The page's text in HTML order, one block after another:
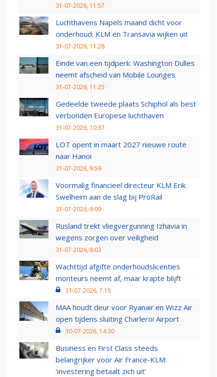
31-07-2026, 11:57
Luchthavens Napels maand dicht voor
onderhoud: KLM en Transavia wijken uit
31-07-2026, 11:28
Einde van een tijdperk: Washington Dulles
neemt afscheid van Mobile Lounges
31-07-2026, 11:25
Gedeelde tweede plaats Schiphol als best
verbonden Europese luchthaven
31-07-2026, 10:37
LOT opent in maart 2027 nieuwe route
naar Hanoi
31-07-2026, 9:59
Voormalig financieel directeur KLM Erik
Swelheim aan de slag bij ProRail
31-07-2026, 9:09
Rusland trekt vliegvergunning Izhavia in
wegens zorgen over veiligheid
31-07-2026, 8:03
Wachttijd afgifte onderhoudslicenties
monteurs neemt af, maar krapte blijft
31-07-2026, 7:15
MAA houdt deur voor Ryanair en Wizz Air
open tijdens sluiting Charleroi Airport
30-07-2026, 14:30
Business en First Class steeds
belangrijker voor Air France-KLM:
‘investering betaalt zich uit’